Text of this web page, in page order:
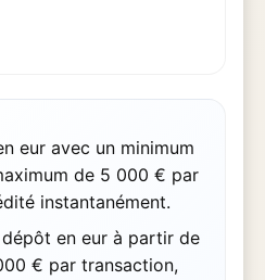
eur avec un minimum
de 5 000 € par
instantanément.
en eur à partir de
€ par transaction,